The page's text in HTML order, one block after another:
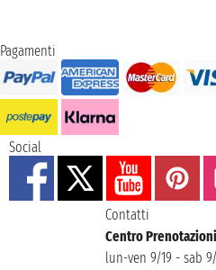
Pagamenti
Social
Contatti
Centro
lun-ven 9/19 - sab